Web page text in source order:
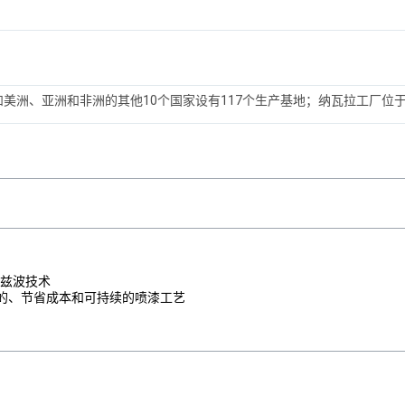
洲、亚洲和非洲的其他10个国家设有117个生产基地；纳瓦拉工厂位于
波技术
、节省成本和可持续的喷漆工艺